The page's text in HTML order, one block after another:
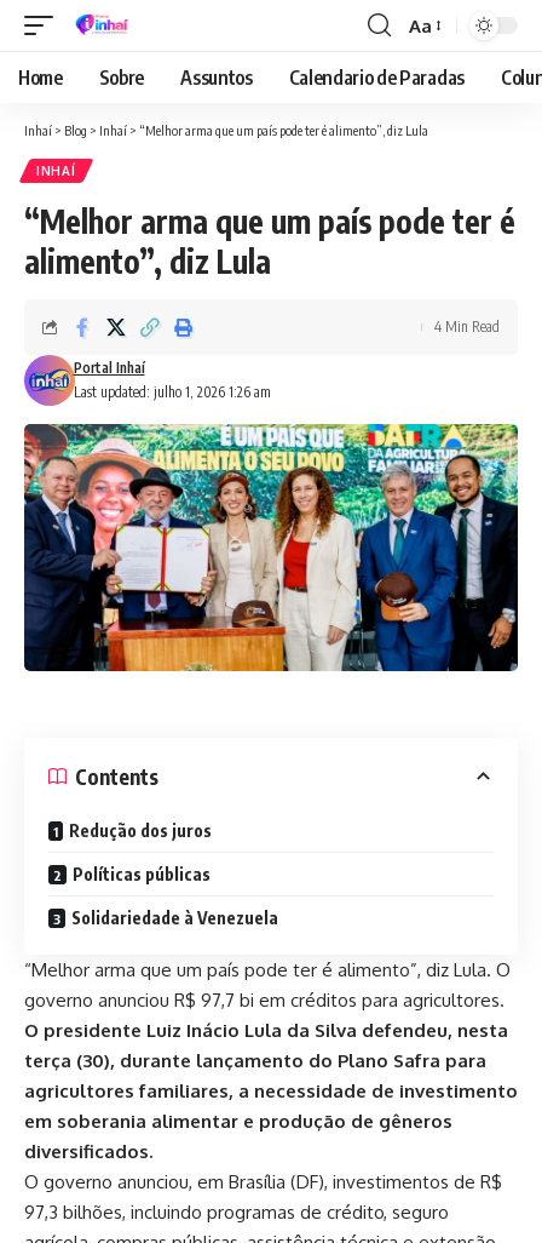
Font
Resizer
Aa
Home Sobre Assuntos Calendario de Paradas
Inhaí > Blog > Inhaí > “Melhor arma que um país pode ter é alimento”, diz Lula
INHAÍ
“Melhor arma que um país pode ter é
alimento”, diz Lula
Last updated: julho 1, 2026 1:26 am
Portal Inhaí
4 Min Read
Contents
Redução dos juros
Políticas públicas
Solidariedade à Venezuela
“Melhor arma que um país pode ter é alimento”, diz Lula. O
governo anunciou R$ 97,7 bi em créditos para agricultores.
O presidente Luiz Inácio Lula da Silva defendeu, nesta
terça (30), durante lançamento do Plano Safra para
agricultores familiares, a necessidade de investimento
em soberania alimentar e produção de gêneros
diversificados.
O governo anunciou, em Brasília (DF), investimentos de R$
97,3 bilhões, incluindo programas de crédito, seguro